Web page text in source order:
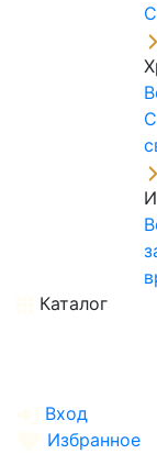
Каталог
Вход
Избранное